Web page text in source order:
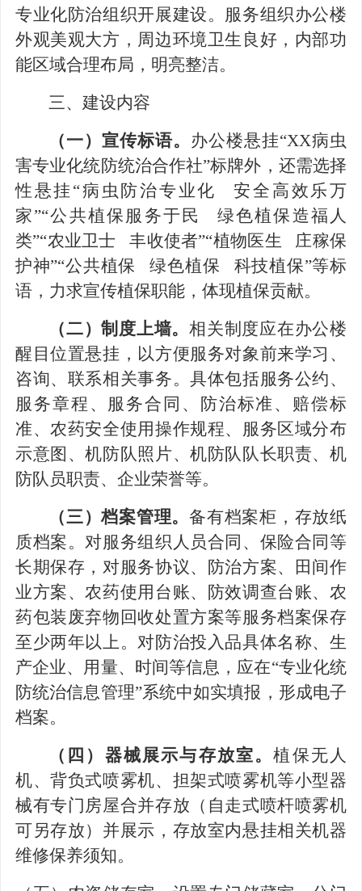
专业化防治组织开展建设。服务组织办公楼
外观美观大方，周边环境卫生良好，内部功
能区域合理布局，明亮整洁。
三、建设内容
（一）宣传标语。 办公楼悬挂“XX病虫
害专业化统防统治合作社”标牌外，还需选择
性悬挂 “病虫防治专业化 安全高效乐万
家”“公共植保服务于民 绿色植保造福人
类”“农业卫士 丰收使者”“植物医生 庄稼保
护神”“公共植保 绿色植保 科技植保”等标
语，力求宣传植保职能，体现植保贡献。
（二）制度上墙。 相关制度应在办公楼
醒目位置悬挂，以方便服务对象前来学习、
咨询、联系相关事务。具体包括服务公约、
服务章程、服务合同、防治标准、赔偿标
准、农药安全使用操作规程、服务区域分布
示意图、机防队照片、机防队队长职责、机
防队员职责、企业荣誉等。
（三）档案管理。 备有档案柜，存放纸
质档案。对服务组织人员合同、保险合同等
长期保存，对服务协议、防治方案、田间作
业方案、农药使用台账、防效调查台账、农
药包装废弃物回收处置方案等服务档案保存
至少两年以上。对防治投入品具体名称、生
产企业、用量、时间等信息，应在“专业化统
防统治信息管理”系统中如实填报，形成电子
档案。
（四）器械展示与存放室。植保无人
机、背负式喷雾机、担架式喷雾机等小型器
械有专门房屋合并存放（自走式喷杆喷雾机
可另存放）并展示，存放室内悬挂相关机器
维修保养须知。